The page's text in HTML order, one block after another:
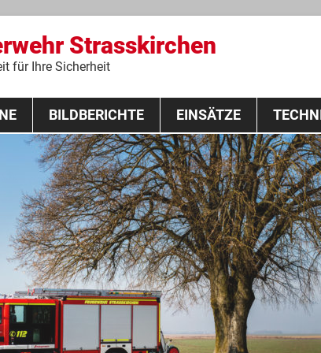
Strasskirchen
für Ihre Sicherheit
Zum
springen
2020
BILDBERICHTE EINSÄTZE
Fahrzeuge
Ausrüstung